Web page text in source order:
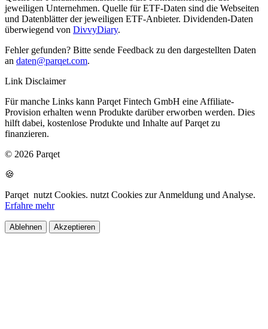
jeweiligen Unternehmen. Quelle für ETF-Daten sind die Webseiten
und Datenblätter der jeweiligen ETF-Anbieter. Dividenden-Daten
überwiegend von DivvyDiary.
Fehler gefunden? Bitte sende Feedback zu den dargestellten Daten
an daten@parqet.com.
Link Disclaimer
Für manche Links kann Parqet Fintech GmbH eine Affiliate-
Provision erhalten wenn Produkte darüber erworben werden. Dies
hilft dabei, kostenlose Produkte und Inhalte auf Parqet zu
finanzieren.
© 2026 Parqet
🍪
Parqet nutzt Cookies. nutzt Cookies zur Anmeldung und Analyse.
Erfahre mehr
Ablehnen Akzeptieren